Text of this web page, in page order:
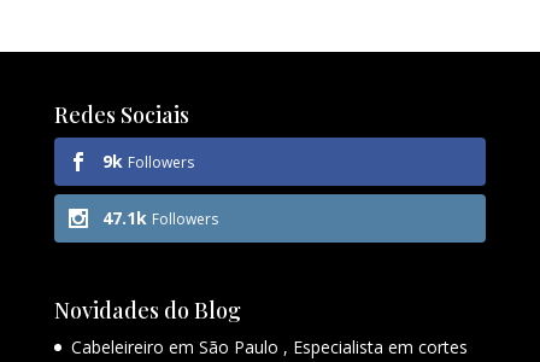
Redes Sociais
9k Followers
47.1k Followers
Novidades do Blog
Cabeleireiro em São Paulo , Especialista em cortes